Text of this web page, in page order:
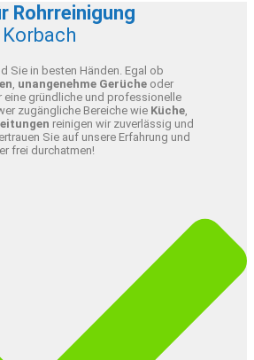
Rohrreinigung
Sie in besten Händen. Egal ob
unangenehme Gerüche oder
eine gründliche und professionelle
zugängliche Bereiche wie Küche
reinigen wir zuverlässig und
Sie auf unsere Erfahrung und
frei durchatmen!